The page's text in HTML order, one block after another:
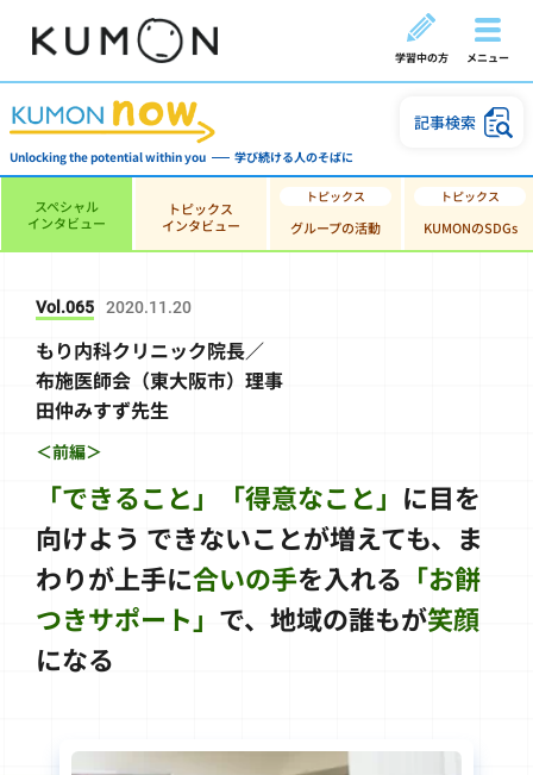
学習中の方 メニュー
Unlocking the potential within you 学び続ける人のそばに
記事検索
スペシャル
インタビュー
トピックス
インタビュー
グループの活動 KUMONのSDGs
Vol.065 2020.11.20
もり内科クリニック院長／
布施医師会（東大阪市）理事
田仲みすず先生
＜前編＞
「できること」「得意なこと」 に目を
向けよう できないことが増えても、ま
わりが上手に合いの手を入れる 「お餅
つきサポート」 で、地域の誰もが笑顔
になる